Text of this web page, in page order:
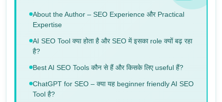
About the Author – SEO Experience और Practical
Expertise
AI SEO Tool क्या होता है और SEO में इसका role क्यों बढ़ रहा
है?
Best AI SEO Tools कौन से हैं और किसके लिए useful हैं?
ChatGPT for SEO – क्या यह beginner friendly AI SEO
Tool है?